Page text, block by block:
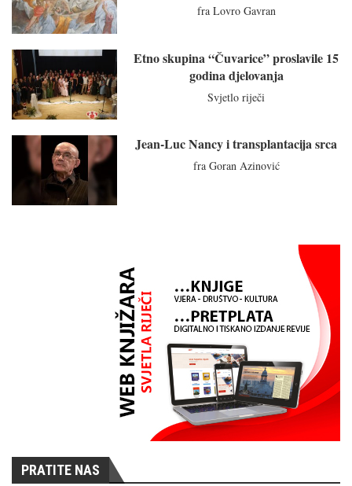
fra Lovro Gavran
Etno skupina “Čuvarice” proslavile 15
godina djelovanja
Svjetlo riječi
Jean-Luc Nancy i transplantacija srca
fra Goran Azinović
PRATITE NAS